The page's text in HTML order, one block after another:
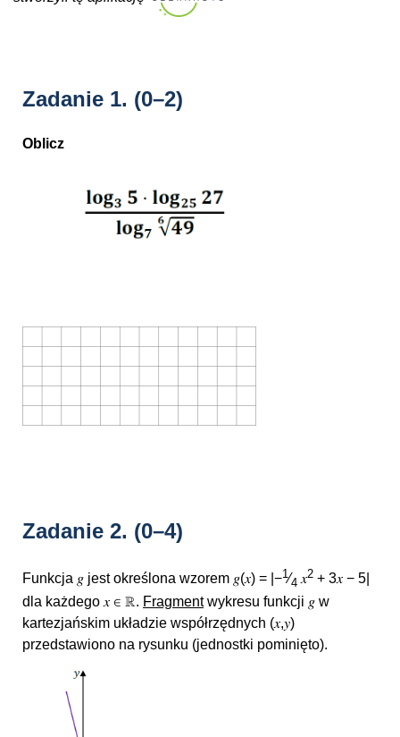
Zadanie 1. (0–2)
Oblicz
Zadanie 2. (0–4)
Funkcja 𝑔 jest określona wzorem 𝑔(𝑥) = |−1 ⁄4 𝑥2 + 3𝑥 − 5|
dla każdego 𝑥 ∈ ℝ. Fragmentwykresu funkcji 𝑔 w
kartezjańskim układzie współrzędnych (𝑥,𝑦)
przedstawiono na rysunku (jednostki pominięto).